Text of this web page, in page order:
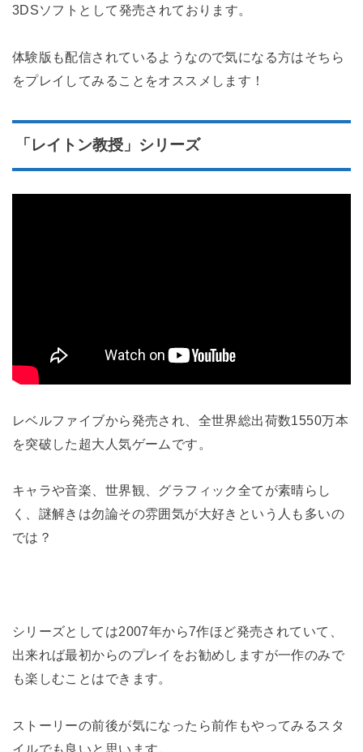
3DSソフトとして発売されております。
体験版も配信されているようなので気になる方はそちら
をプレイしてみることをオススメします！
「レイトン教授」シリーズ
レベルファイブから発売され、全世界総出荷数1550万本
を突破した超大人気ゲームです。
キャラや音楽、世界観、グラフィック全てが素晴らし
く、謎解きは勿論その雰囲気が大好きという人も多いの
では？
シリーズとしては2007年から7作ほど発売されていて、
出来れば最初からのプレイをお勧めしますが一作のみで
も楽しむことはできます。
ストーリーの前後が気になったら前作もやってみるスタ
イルでも良いと思います。